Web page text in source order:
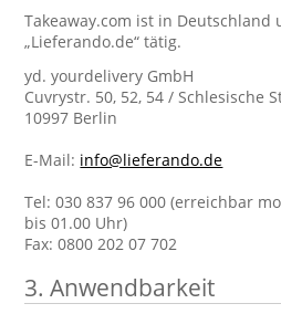
Takeaway.com ist in
„Lieferando.de“ tätig.
yd. yourdelivery GmbH
Cuvrystr. 50, 52, 54 / Schlesische
10997 Berlin
E-Mail: info@lieferando.de
Tel: 030 837 96 000 (erreichbar
bis 01.00 Uhr)
Fax: 0800 202 07 702
3. Anwendbarkeit